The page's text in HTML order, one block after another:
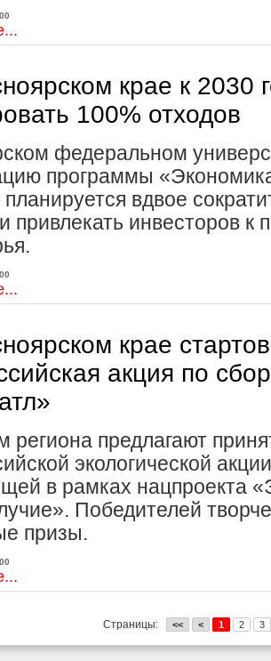
крае к 2030
100% отходов
федеральном
программы
планируется вдвое
привлекать инвесторов к
крае
акция по
региона предлагают
экологической
в рамках нацпроекта
Победителей
призы.
Страницы: << < 1 2 3